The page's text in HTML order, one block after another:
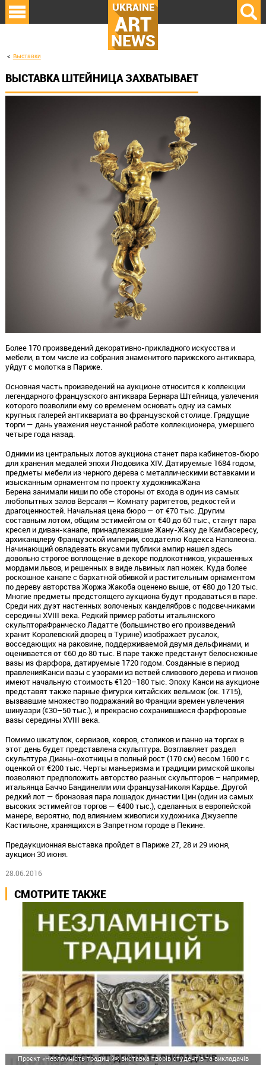
UKRAINE
ART
NEWS
Выставки
ВЫСТАВКА ШТЕЙНИЦА ЗАХВАТЫВАЕТ
Более 170 произведений декоративно-прикладного искусства и
мебели, в том числе из собрания знаменитого парижского антиквара,
уйдут с молотка в Париже.
Основная часть произведений на аукционе относится к коллекции
легендарного французского антиквара Бернара Штейница, увлечения
которого позволили ему со временем основать одну из самых
крупных галерей антиквариата во французской столице. Грядущие
торги — дань уважения неустанной работе коллекционера, умершего
четыре года назад.
Одними из центральных лотов аукциона станет пара кабинетов-бюро
для хранения медалей эпохи Людовика XIV. Датируемые 1684 годом,
предметы мебели из черного дерева с металлическими вставками и
изысканным орнаментом по проекту художникаЖана
Берена занимали ниши по обе стороны от входа в один из самых
любопытных залов Версаля — Комнату раритетов, редкостей и
драгоценностей. Начальная цена бюро — от €70 тыс. Другим
составным лотом, общим эстимейтом от €40 до 60 тыс., станут пара
кресел и диван-канапе, принадлежавшие Жану-Жаку де Камбасересу,
архиканцлеру Французской империи, создателю Кодекса Наполеона.
Начинающий овладевать вкусами публики ампир нашел здесь
довольно строгое воплощение в декоре подлокотников, украшенных
мордами львов, и решенных в виде львиных лап ножек. Куда более
роскошное канапе с бархатной обивкой и растительным орнаментом
по дереву авторства Жоржа Жакоба оценено выше, от €80 до 120 тыс.
Многие предметы предстоящего аукциона будут продаваться в паре.
Среди них дуэт настенных золоченых канделябров с подсвечниками
середины XVIII века. Редкий пример работы итальянского
скульптораФранческо Ладатте (большинство его произведений
хранит Королевский дворец в Турине) изображает русалок,
восседающих на раковине, поддерживаемой двумя дельфинами, и
оценивается от €60 до 80 тыс. В паре также предстанут белоснежные
вазы из фарфора, датируемые 1720 годом. Созданные в период
правленияКанси вазы с узорами из ветвей сливового дерева и пионов
имеют начальную стоимость €120–180 тыс. Эпоху Канси на аукционе
представят также парные фигурки китайских вельмож (ок. 1715),
вызвавшие множество подражаний во Франции времен увлечения
шинуазри (€30–50 тыс.), и прекрасно сохранившиеся фарфоровые
вазы середины XVIII века.
Помимо шкатулок, сервизов, ковров, столиков и панно на торгах в
этот день будет представлена скульптура. Возглавляет раздел
скульптура Дианы-охотницы в полный рост (170 см) весом 1600 г с
оценкой от €200 тыс. Черты маньеризма и традиции римской школы
позволяют предположить авторство разных скульпторов – например,
итальянца Баччо Бандинелли или французаНиколя Кардье. Другой
редкий лот — бронзовая пара лошадок династии Цин (один из самых
высоких эстимейтов торгов — €400 тыс.), сделанных в европейской
манере, вероятно, под влиянием живописи художника Джузеппе
Кастильоне, хранящихся в Запретном городе в Пекине.
Предаукционная выставка пройдет в Париже 27, 28 и 29 июня,
аукцион 30 июня.
28.06.2016
СМОТРИТЕ ТАКЖЕ
Проєкт «Незламність традицій»: виставка творів студентів та викладачів